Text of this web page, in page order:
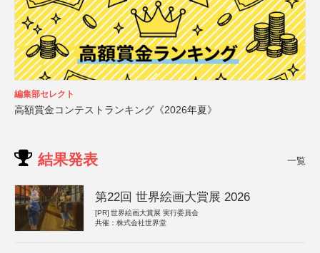
編集部セレクト
高額賞金コンテストランキング《2026年夏》
結果発表 一覧
第22回 世界絵画大賞展 2026
[PR] 世界絵画大賞展 実行委員会
共催：株式会社世界堂